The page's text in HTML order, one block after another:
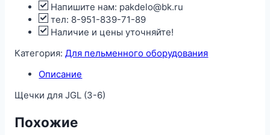
Напишите нам: pakdelo@bk.ru
тел: 8-951-839-71-89
Наличие и цены уточняйте!
Категория:Для пельменного оборудования
Описание
Щечки для JGL (3-6)
Похожие